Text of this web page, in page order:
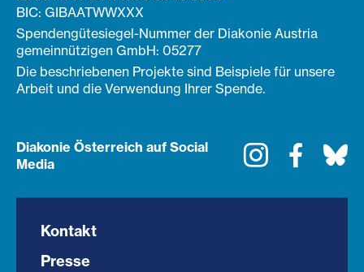
BIC: GIBAATWWXXX
Spendengütesiegel-Nummer der Diakonie Austria
gemeinnützigen GmbH: 05277
Die beschriebenen Projekte sind Beispiele für unsere
Arbeit und die Verwendung Ihrer Spende.
Diakonie Österreich auf Social
Media
Instagram
Kontakt
Presse